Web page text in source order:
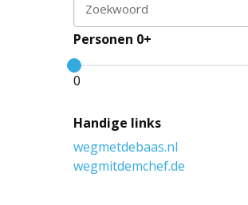
Zoekwoord
Personen 0+
0
Handige links
wegmetdebaas.nl
wegmitdemchef.de